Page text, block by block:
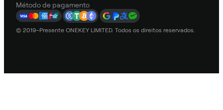
Método de pagamento
© 2019–Presente ONEKEY LIMITED. Todos os direitos reservados.